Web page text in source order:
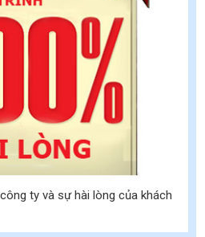
ty và sự hài lòng của khách